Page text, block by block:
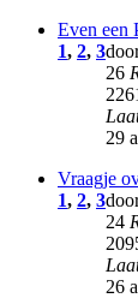
Even een
1, 2, 3
26
29
Vraagje
1, 2, 3
24
26